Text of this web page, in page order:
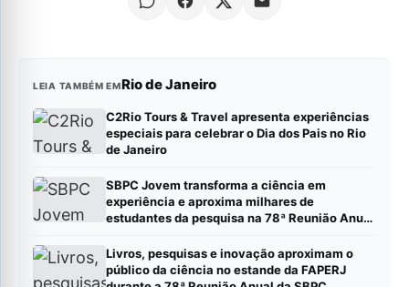
LEIA TAMBÉM EMRio de Janeiro
C2Rio Tours & Travel apresenta experiências
especiais para celebrar o Dia dos Pais no Rio
de Janeiro
SBPC Jovem transforma a ciência em
experiência e aproxima milhares de
estudantes da pesquisa na 78ª Reunião Anual
Livros, pesquisas e inovação aproximam o
público da ciência no estande da FAPERJ